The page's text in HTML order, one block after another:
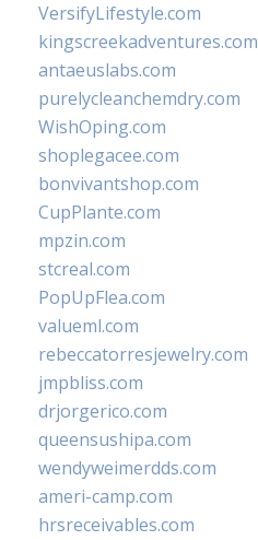
VersifyLifestyle.com
kingscreekadventures.com
antaeuslabs.com
purelycleanchemdry.com
WishOping.com
shoplegacee.com
bonvivantshop.com
CupPlante.com
mpzin.com
stcreal.com
PopUpFlea.com
valueml.com
rebeccatorresjewelry.com
jmpbliss.com
drjorgerico.com
queensushipa.com
wendyweimerdds.com
ameri-camp.com
hrsreceivables.com